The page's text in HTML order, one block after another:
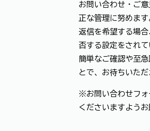
お問い合わせ・ご
正な管理に努めます
返信を希望する場
否する設定をされ
簡単なご確認や至
とで、お待ちいた
※お問い合わせフォ
くださいますよう